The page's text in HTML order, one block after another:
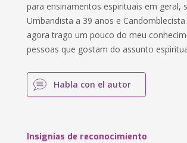
para ensinamentos espirituais em geral,
Umbandista a 39 anos e
agora trago um pouco do meu
pessoas que gostam do assunto
Habla con el autor
Insignias de reconocimiento